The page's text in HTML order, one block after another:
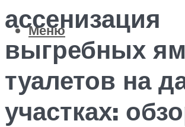
Меню
ассенизация
выгребных
туалетов на
участках: